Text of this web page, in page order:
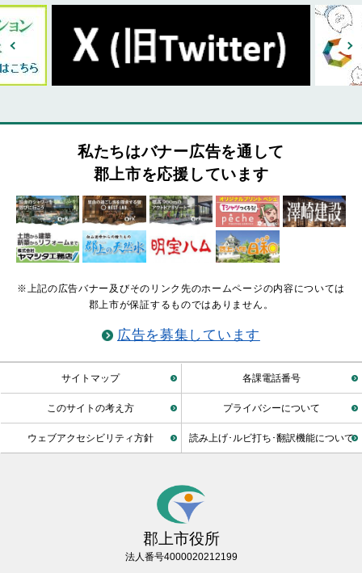
私たちはバナー広告を通して
郡上市を応援しています
※上記の広告バナー及びそのリンク先のホームページの内容については
郡上市が保証するものではありません。
広告を募集しています
サイトマップ 各課電話番号
このサイトの考え方 プライバシーについて
ウェブアクセシビリティ方針 読み上げ･ルビ打ち･翻訳機能について
郡上市役所
法人番号4000020212199